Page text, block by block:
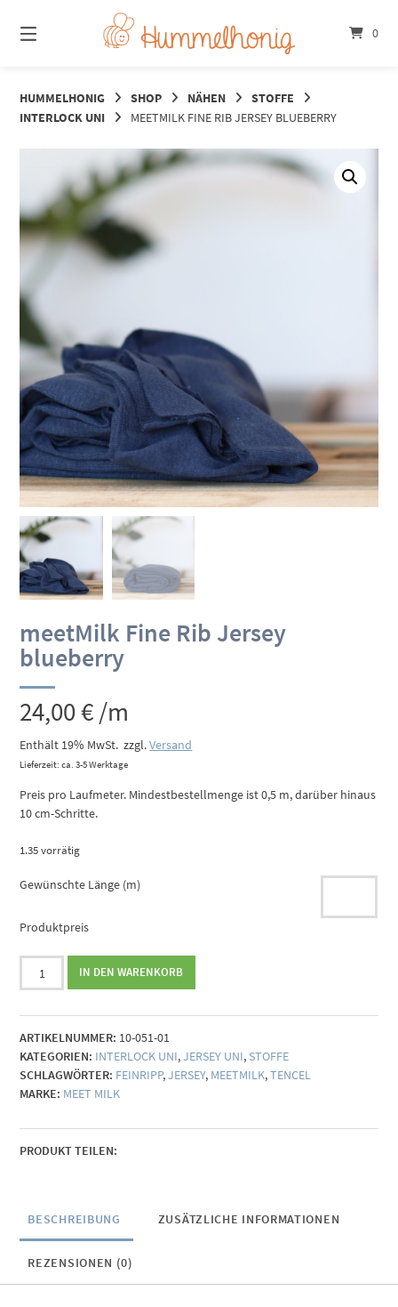
zum
Inhalt
0
HUMMELHONIG SHOP NÄHEN
STOFFE
INTERLOCK UNI
MEETMILK FINE RIB JERSEY BLUEBERRY
meetMilk Fine Rib Jersey
blueberry
24,00€/m
Enthält 19% MwSt. zzgl.Versand
Lieferzeit: ca. 3-5 Werktage
Preis pro Laufmeter. Mindestbestellmenge ist 0,5 m, darüber hinaus
10 cm-Schritte.
1.35 vorrätig
Gewünschte Länge (m)
Produktpreis
meetMilk
Fine
Jersey
blueberry
Menge
IN DEN WARENKORB
ARTIKELNUMMER: 10-051-01
KATEGORIEN: INTERLOCK UNI,JERSEY UNI, STOFFE
SCHLAGWÖRTER: FEINRIPP,JERSEY, MEETMILK,TENCEL
MARKE: MEET MILK
PRODUKT TEILEN:
BESCHREIBUNG ZUSÄTZLICHE INFORMATIONEN
REZENSIONEN (0)